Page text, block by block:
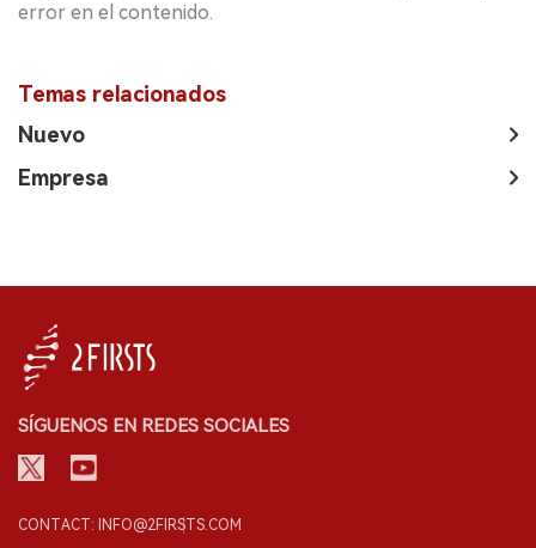
error en el contenido.
Temas relacionados
Nuevo
Empresa
SÍGUENOS EN REDES SOCIALES
CONTACT: INFO@2FIRSTS.COM